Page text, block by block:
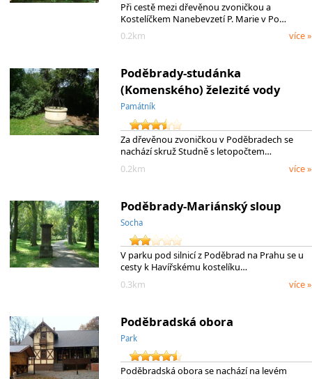
Při cestě mezi dřevěnou zvoničkou a
Kostelíčkem Nanebevzetí P. Marie v Po…
0.2km
více »
Poděbrady-studánka
(Komenského) železité vody
Památník
Za dřevěnou zvoničkou v Poděbradech se
nachází skruž Studně s letopočtem…
0.2km
více »
Poděbrady-Mariánský sloup
Socha
V parku pod silnicí z Poděbrad na Prahu se u
cesty k Havířskému kostelíku…
0.3km
více »
Poděbradská obora
Park
Poděbradská obora se nachází na levém